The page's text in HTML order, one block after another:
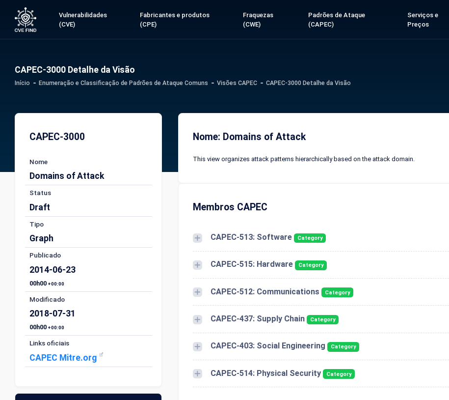
Vulnerabilidades
(CVE)
Fabricantes e produtos
(CPE)
Fraquezas
(CWE)
Padrões de Ataque
(CAPEC)
Serviços e
Preços
CAPEC-3000 Detalhe da Visão
Início Enumeração e Classificação de Padrões de Ataque Comuns Visões CAPEC CAPEC-3000 Detalhe da Visão
CAPEC-3000
Nome
Domains of Attack
Status
Draft
Tipo
Graph
Publicado
2014-06-23
00h00 +00:00
Modificado
2018-07-31
00h00 +00:00
Links oficiais
CAPEC Mitre.org
Nome: Domains of Attack
This view organizes attack patterns hierarchically based on the attack domain.
Membros CAPEC
CAPEC-513: Software Category
CAPEC-515: Hardware Category
CAPEC-512: Communications Category
CAPEC-437: Supply Chain Category
CAPEC-403: Social Engineering Category
CAPEC-514: Physical Security Category